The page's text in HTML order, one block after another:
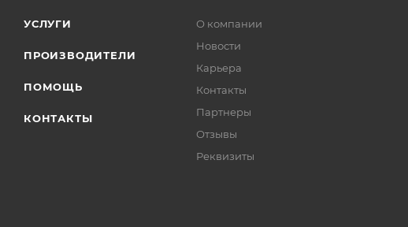
УСЛУГИ
ПРОИЗВОДИТЕЛИ
ПОМОЩЬ
КОНТАКТЫ
О компании
Новости
Карьера
Контакты
Партнеры
Отзывы
Реквизиты